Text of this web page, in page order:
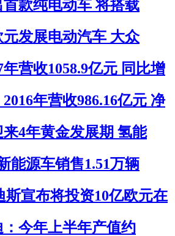
款纯电动车 将搭载
发展电动汽车 大众
年营收1058.9亿元 同比增
年营收986.16亿元 净
4年黄金发展期 氢能
能源车销售1.51万辆
斯宣布将投资10亿欧元在
今年上半年产值约